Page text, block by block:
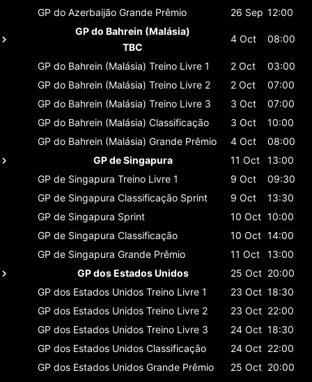
GP do Azerbaijão Grande Prêmio 26 Sep 12:00
GP do Bahrein (Malásia)
TBC
4 Oct 08:00
GP do Bahrein (Malásia) Treino Livre 1 2 Oct
03:00
GP do Bahrein (Malásia) Treino Livre 2 2 Oct
07:00
GP do Bahrein (Malásia) Treino Livre 3 3 Oct
07:00
GP do Bahrein (Malásia) Classificaçāo 3 Oct
10:00
GP do Bahrein (Malásia) Grande Prêmio 4 Oct
08:00
GP de Singapura
11 Oct
13:00
GP de Singapura Treino Livre 1 9 Oct
09:30
GP de Singapura Classificaçāo Sprint 9 Oct
13:30
GP de Singapura Sprint 10 Oct 10:00
GP de Singapura Classificaçāo 10 Oct 14:00
GP de Singapura Grande Prêmio 11 Oct
13:00
GP dos Estados Unidos
25 Oct 20:00
GP dos Estados Unidos Treino Livre 1 23 Oct 18:30
GP dos Estados Unidos Treino Livre 2 23 Oct 22:00
GP dos Estados Unidos Treino Livre 3 24 Oct 18:30
GP dos Estados Unidos Classificaçāo 24 Oct 22:00
GP dos Estados Unidos Grande Prêmio 25 Oct 20:00